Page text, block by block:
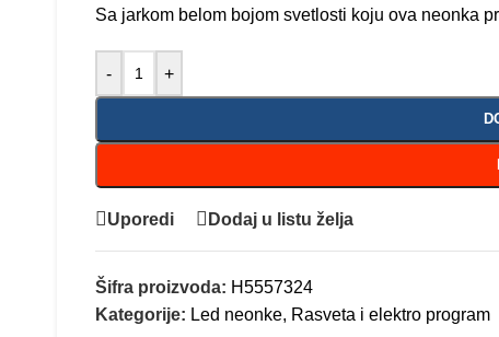
Sa jarkom belom bojom svetlosti koju ova neonka
- +
Uporedi Dodaj u listu želja
Šifra proizvoda: H5557324
Kategorije: Led neonke, Rasveta i elektro program